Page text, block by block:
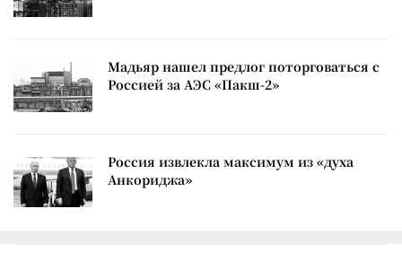
Мадьяр нашел предлог поторговаться с
Россией за АЭС «Пакш-2»
Россия извлекла максимум из «духа
Анкориджа»